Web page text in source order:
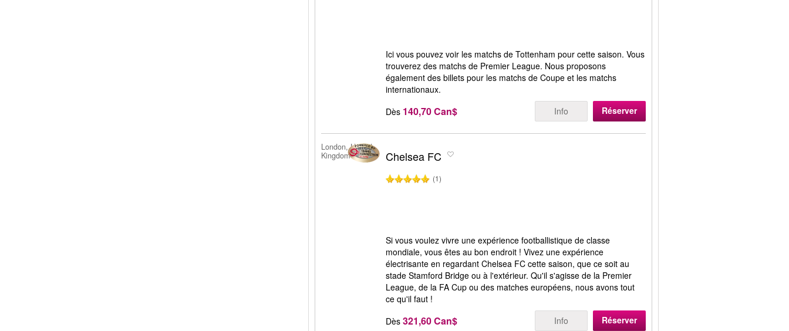
Ici vous pouvez voir les matchs de Tottenham pour cette saison. Vous
trouverez des matchs de Premier League. Nous proposons
également des billets pour les matchs de Coupe et les matchs
internationaux.
Dès 140,70 Can$ Info Réserver
London, United
Kingdom
Chelsea FC
(1)
Si vous voulez vivre une expérience footballistique de classe
mondiale, vous êtes au bon endroit ! Vivez une expérience
électrisante en regardant Chelsea FC cette saison, que ce soit au
stade Stamford Bridge ou à l'extérieur. Qu'il s'agisse de la Premier
League, de la FA Cup ou des matches européens, nous avons tout
ce qu'il faut !
Dès 321,60 Can$ Info Réserver